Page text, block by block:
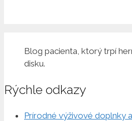
Blog pacienta, ktorý trpí
disku.
Rýchle odkazy
Prírodné výživové doplnky